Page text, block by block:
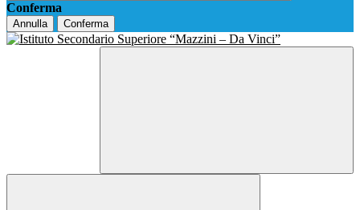
Conferma
Annulla Conferma